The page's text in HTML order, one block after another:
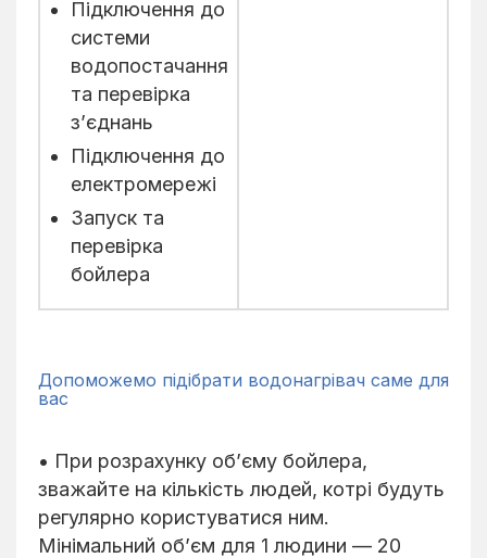
Підключення до
системи
водопостачання
та перевірка
з’єднань
Підключення до
електромережі
Запуск та
перевірка
бойлера
Допоможемо підібрати водонагрівач саме для
вас
• При розрахунку об’єму бойлера,
зважайте на кількість людей, котрі будуть
регулярно користуватися ним.
Мінімальний об’єм для 1 людини — 20